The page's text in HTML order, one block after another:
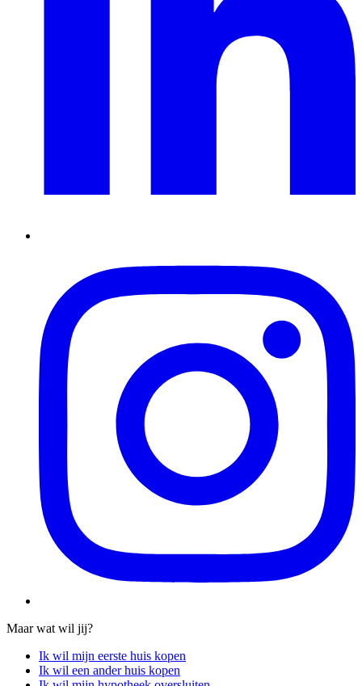
Maar wat wil jij?
Ik wil mijn eerste huis kopen
Ik wil een ander huis kopen